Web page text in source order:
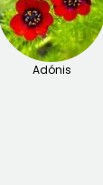
Adónis